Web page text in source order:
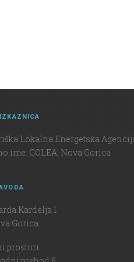
IZKAZNICA
Lokalna Energetska
ime: GOLEA, Nova Gorica
Kardelja 1
Gorica
prostori: